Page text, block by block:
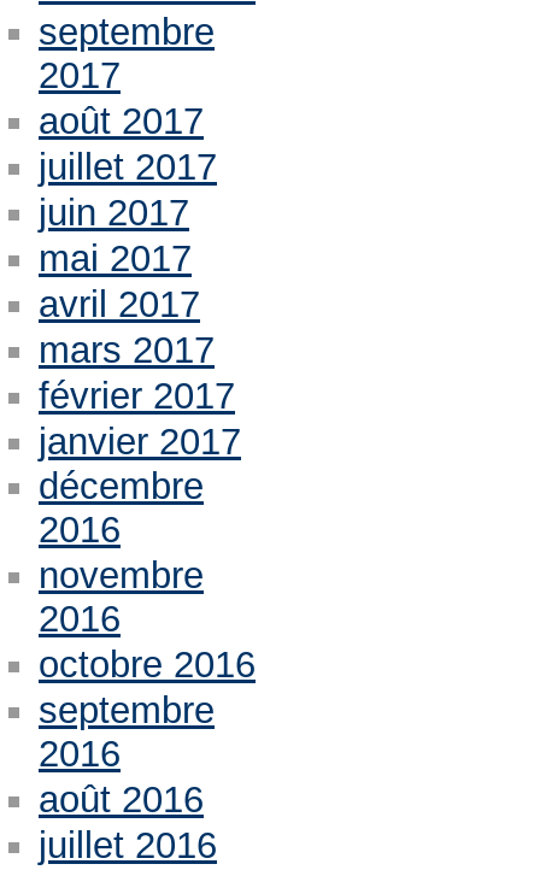
septembre
2017
août 2017
juillet 2017
juin 2017
mai 2017
avril 2017
mars 2017
février 2017
janvier 2017
décembre
2016
novembre
2016
octobre 2016
septembre
2016
août 2016
juillet 2016